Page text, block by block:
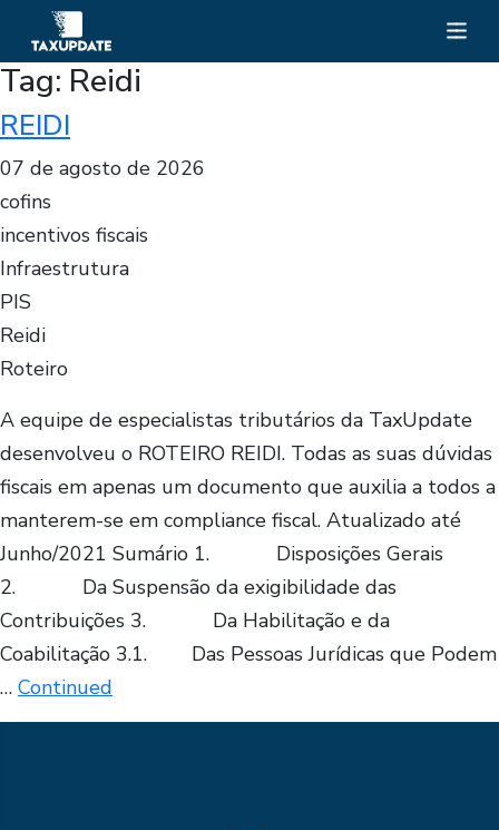
Tag: Reidi
REIDI
07 de agosto de 2026
cofins
incentivos fiscais
Infraestrutura
PIS
Reidi
Roteiro
A equipe de especialistas tributários da TaxUpdate
desenvolveu o ROTEIRO REIDI. Todas as suas dúvidas
fiscais em apenas um documento que auxilia a todos a
manterem-se em compliance fiscal. Atualizado até
Junho/2021 Sumário 1. Disposições Gerais
2. Da Suspensão da exigibilidade das
Contribuições 3. Da Habilitação e da
Coabilitação 3.1. Das Pessoas Jurídicas que Podem
… Continued